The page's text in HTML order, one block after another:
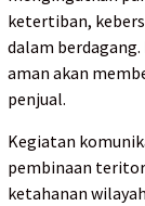
ketertiban,
dalam
aman akan
penjual.
Kegiatan
pembinaan
ketahanan